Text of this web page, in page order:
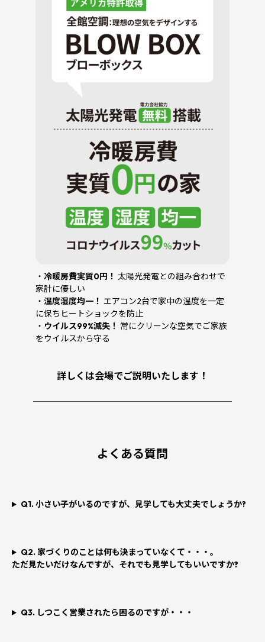
・ 冷暖房費実質0円！ 太陽光発電との組み合わせで
家計に優しい
・ 温度湿度均一！ エアコン2台で家中の温度を一定
に保ちヒートショックを防止
・ ウイルス99%滅失！ 常にクリーンな空気でご家族
をウイルスから守る
詳しくは会場でご説明いたします！
────────────────────────
よくある質問
Q1. 小さい子がいるのですが、見学しても大丈夫でしょうか?
Q2. 家づくりのことは何も決まっていなくて・・・。
ただ見たいだけなんですが、それでも見学してもいいですか?
Q3. しつこく営業されたら困るのですが・・・